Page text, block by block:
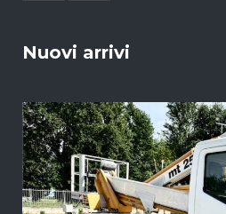
Nuovi arrivi